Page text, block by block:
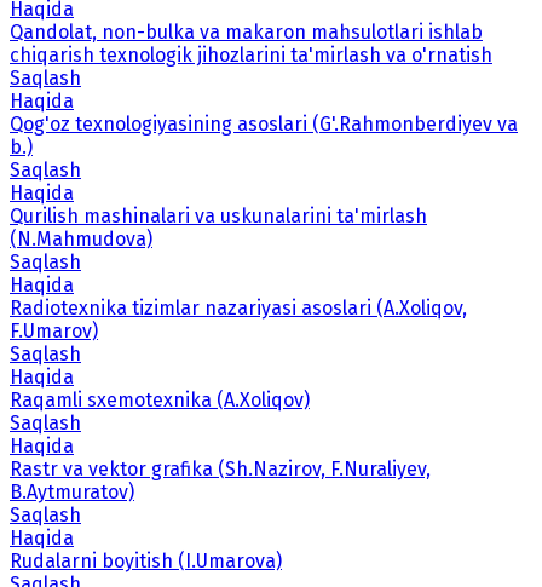
Haqida
Qandolat, non-bulka va makaron mahsulotlari ishlab
chiqarish texnologik jihozlarini ta'mirlash va o'rnatish
Saqlash
Haqida
Qog'oz texnologiyasining asoslari (G'.Rahmonberdiyev va
b.)
Saqlash
Haqida
Qurilish mashinalari va uskunalarini ta'mirlash
(N.Mahmudova)
Saqlash
Haqida
Radiotexnika tizimlar nazariyasi asoslari (A.Xoliqov,
F.Umarov)
Saqlash
Haqida
Raqamli sxemotexnika (A.Xoliqov)
Saqlash
Haqida
Rastr va vektor grafika (Sh.Nazirov, F.Nuraliyev,
B.Aytmuratov)
Saqlash
Haqida
Rudalarni boyitish (I.Umarova)